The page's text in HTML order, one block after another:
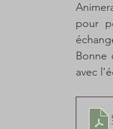
pour
Bonne
avec